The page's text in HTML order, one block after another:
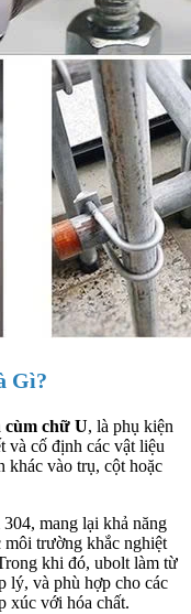
Gì?
cùm chữ U, là phụ kiện
và cố định các vật liệu
khác vào trụ, cột hoặc
mang lại khả năng
trường khắc nghiệt
khi đó, ubolt làm từ
lý, và phù hợp cho các
xúc với hóa chất.